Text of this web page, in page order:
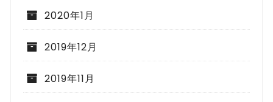
2020年1月
2019年12月
2019年11月